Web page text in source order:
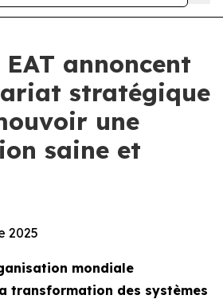
annoncent
stratégique
une
saine et
2025
mondiale
transformation des systèmes